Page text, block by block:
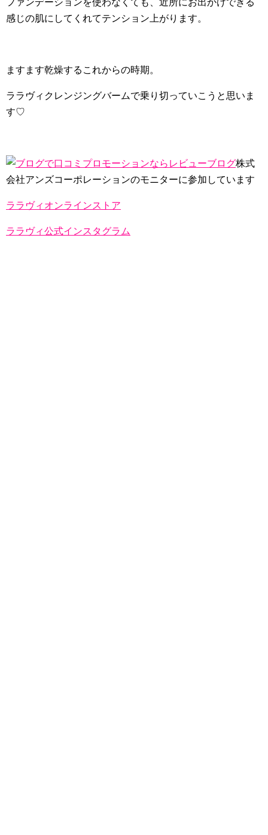
ファンデーションを使わなくても、近所にお出かけできる
感じの肌にしてくれてテンション上がります。
ますます乾燥するこれからの時期。
ララヴィクレンジングバームで乗り切っていこうと思いま
す♡
株式
会社アンズコーポレーションのモニターに参加しています
ララヴィオンラインストア
ララヴィ公式インスタグラム